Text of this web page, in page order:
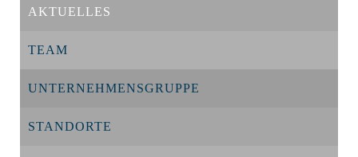
AKTUELLES
TEAM
UNTERNEHMENSGRUPPE
STANDORTE